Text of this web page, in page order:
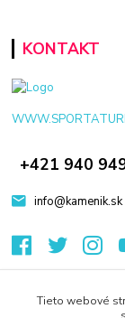
KONTAKT
+421 940
info@kamenik.sk
Tieto webové